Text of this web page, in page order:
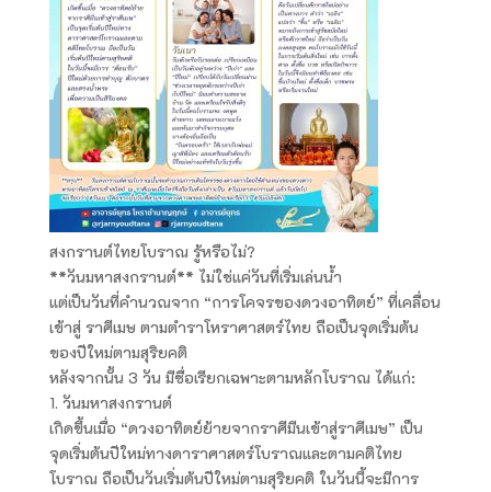
สงกรานต์ไทยโบราณ รู้หรือไม่?
**วันมหาสงกรานต์** ไม่ใช่แค่วันที่เริ่มเล่นน้ำ
แต่เป็นวันที่คำนวณจาก “การโคจรของดวงอาทิตย์” ที่เคลื่อน
เข้าสู่ ราศีเมษ ตามตำราโหราศาสตร์ไทย ถือเป็นจุดเริ่มต้น
ของปีใหม่ตามสุริยคติ
หลังจากนั้น 3 วัน มีชื่อเรียกเฉพาะตามหลักโบราณ ได้แก่:
1. วันมหาสงกรานต์
เกิดขึ้นเมื่อ “ดวงอาทิตย์ย้ายจากราศีมีนเข้าสู่ราศีเมษ” เป็น
จุดเริ่มต้นปีใหม่ทางดาราศาสตร์โบราณและตามคติไทย
โบราณ ถือเป็นวันเริ่มต้นปีใหม่ตามสุริยคติ ในวันนี้จะมีการ